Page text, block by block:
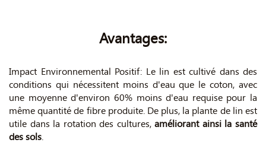
Avantages:
Impact Environnemental Positif: Le lin est cultivé dans des
conditions qui nécessitent moins d'eau que le coton, avec
une moyenne d'environ 60% moins d'eau requise pour la
même quantité de fibre produite. De plus, la plante de lin est
utile dans la rotation des cultures,améliorant ainsi la santé
des sols.